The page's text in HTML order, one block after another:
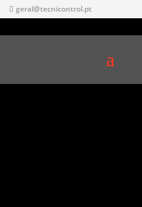
geral@tecnicontrol.pt